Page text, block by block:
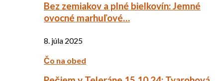
Bez zemiakov a plné bielkovín: Jemné
ovocné marhuľové…
8. júla 2025
Čo na obed